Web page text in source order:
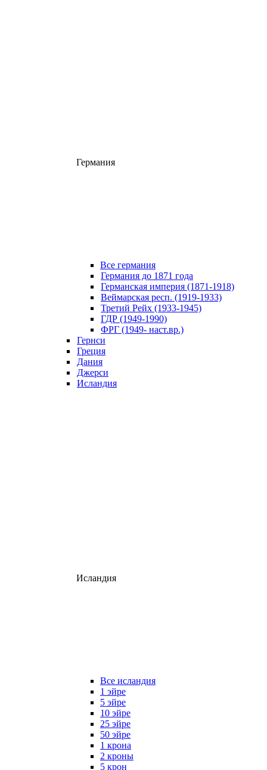
Германия
Все германия
Германия до 1871 года
Германская империя (1871-1918)
Веймарская респ. (1919-1933)
Третий Рейх (1933-1945)
ГДР (1949-1990)
ФРГ (1949- наст.вр.)
Гернси
Греция
Дания
Джерси
Исландия
Исландия
Все исландия
1 эйре
5 эйре
10 эйре
25 эйре
50 эйре
1 крона
2 кроны
5 крон